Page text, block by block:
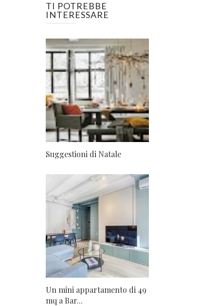
TI POTREBBE
INTERESSARE
Suggestioni di Natale
Un mini appartamento di 49
mq a Bar...